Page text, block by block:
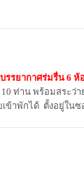
รรยากาศร่มรื่น 6 ห้
ท่าน พร้อมสระว่
เข้าพักได้ ตั้งอยู่ใ